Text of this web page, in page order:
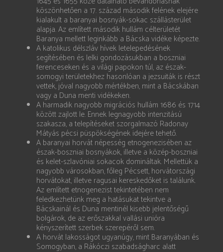
köszönhetően a 17. század második felének elejére
kialakult a baranyai bosnyák-sokac szállásterület
alapja. Az említett második hullám célterületét
Baranya mellett leginkább a Bácska vidéke képezte.
A katolikus délszláv hívek letelepedésének
segítésében és lelki gondozásukban a boszniai
ferenceseken és a világi papokon túl, az észak-
somogyi területekhez hasonlóan a jezsuiták is részt
vettek, jóval nagyobb mértékben, mint a Bácskában
vagy a Duna menti vidékeken.
A harmadik nagyobb migrációs hullám 1686 és 1714
között zajlott le. Ennek legnagyobb intenzitású
szakasza, a telepítéseket szorgalmazó Radonay
Mátyás pécsi püspökségének idejére tehető.
A baranyai horvát népesség etnogenezisében az
észak-boszniai bosnyákok, illetve a közép-boszniai
és kelet-szlavóniai sokacok domináltak. Mellettük a
nagyobb városokban, főleg Pécsett, horvátországi
horvátokat, illetve ragusai kereskedőket is találunk.
Az említett etnogenezist tekintetében nem
feledkezhetünk meg a hatásukat tekintve a
Bácskainál és Duna mentinél kisebb jelentőségű
bolgárok, de az erőszakkal vallási unióra
kényszerített szerbek szerepéről sem.
A horvát lakosságot ugyanúgy, mint Baranyában és
Somogyban, a Rákóczi szabadságharc alatt